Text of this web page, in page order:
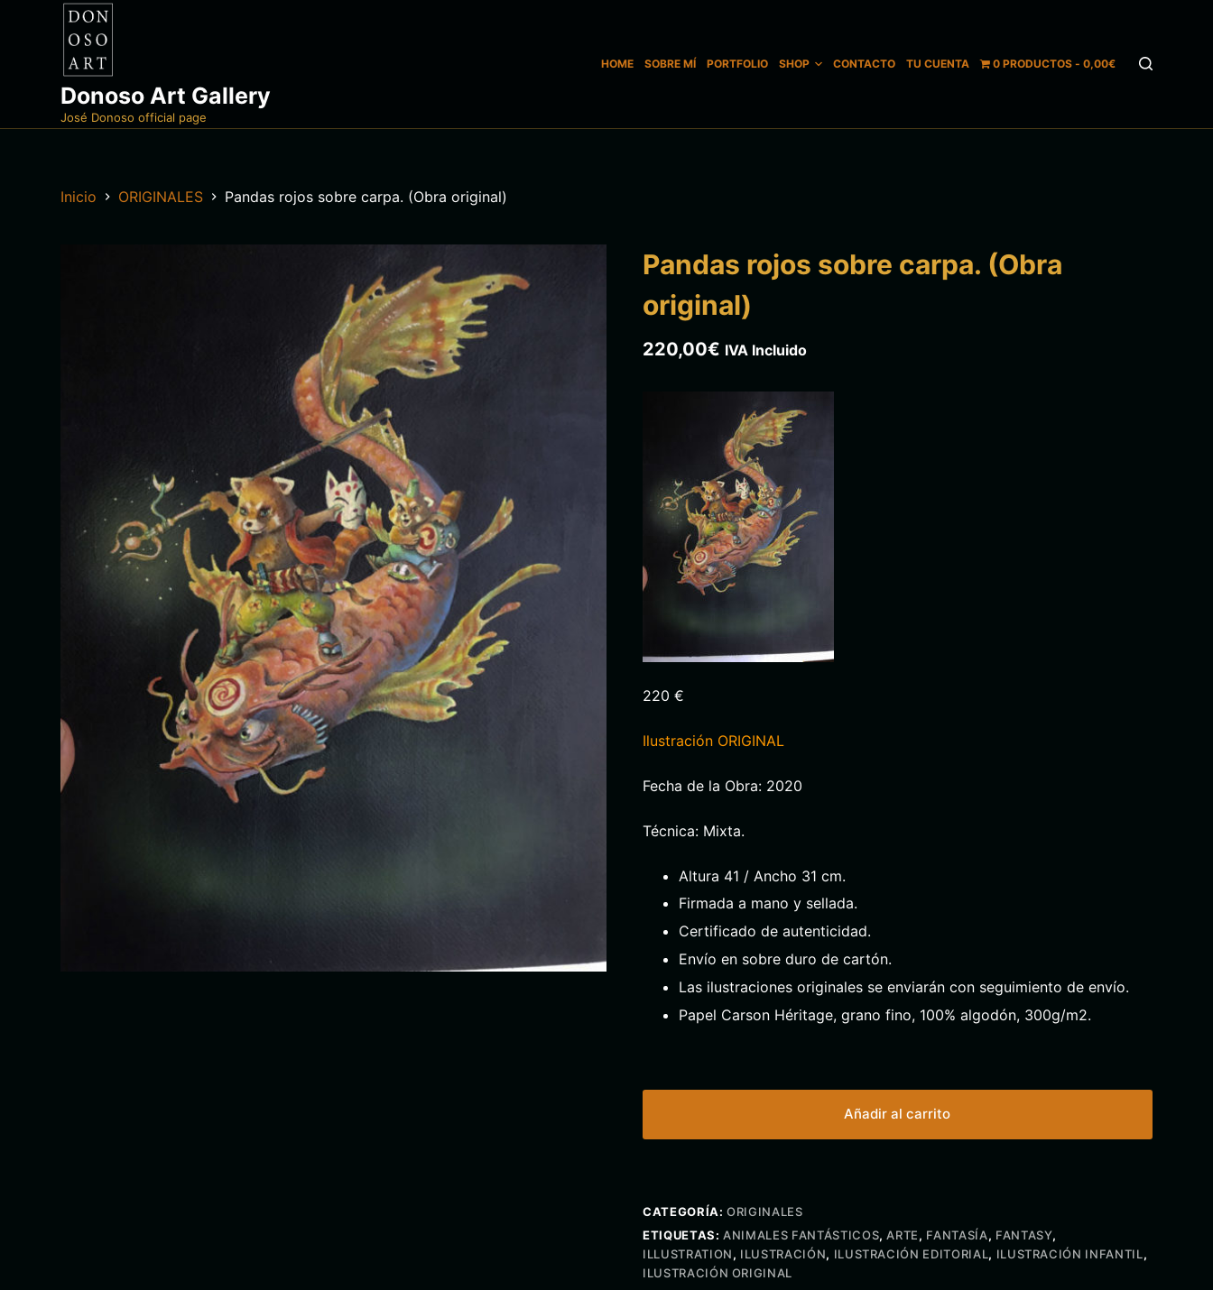
Donoso Art Gallery
José Donoso official page
HOME SOBRE MÍ PORTFOLIO SHOP CONTACTO TU CUENTA 0 PRODUCTOS 0,00€
Inicio ORIGINALES Pandas rojos sobre carpa. (Obra original)
Pandas rojos sobre carpa. (Obra
original)
220,00€ IVA Incluido
220 €
Ilustración ORIGINAL
Fecha de la Obra: 2020
Técnica: Mixta.
Altura 41 / Ancho 31 cm.
Firmada a mano y sellada.
Certificado de autenticidad.
Envío en sobre duro de cartón.
Las ilustraciones originales se enviarán con seguimiento de envío.
Papel Carson Héritage, grano fino, 100% algodón, 300g/m2.
Añadir al carrito
CATEGORÍA:ORIGINALES
ETIQUETAS:ANIMALES FANTÁSTICOS,ARTE, FANTASÍA, FANTASY,
ILLUSTRATION, ILUSTRACIÓN, ILUSTRACIÓN EDITORIAL, ILUSTRACIÓN INFANTIL,
ILUSTRACIÓN ORIGINAL